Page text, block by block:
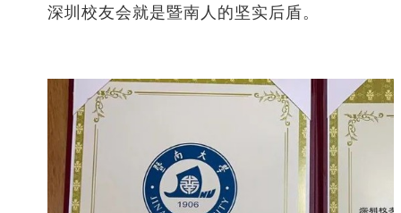
深圳校友会就是暨南人的坚实后盾。